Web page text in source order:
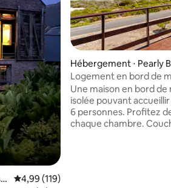
Évaluation moyenne sur la base de
4,99 (119)
Hébergement ⋅ Pearly
h
Logement en bord de
l'océan
Une maison en bord
isolée pouvant
6 personnes. Profitez
chaque chambre.